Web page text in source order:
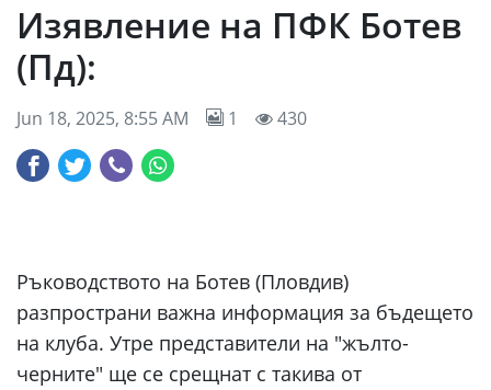
Изявление на ПФК Ботев
(Пд):
Jun 18, 2025, 8:55 AM 1 430
Ръководството на Ботев (Пловдив)
разпространи важна информация за бъдещето
на клуба. Утре представители на "жълто-
черните" ще се срещнат с такива от